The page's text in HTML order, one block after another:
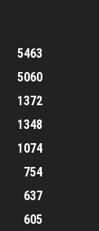
5463
5060
1372
1348
1074
754
637
605